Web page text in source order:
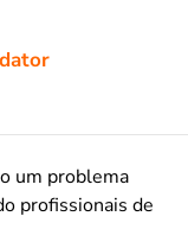
um problema
profissionais de